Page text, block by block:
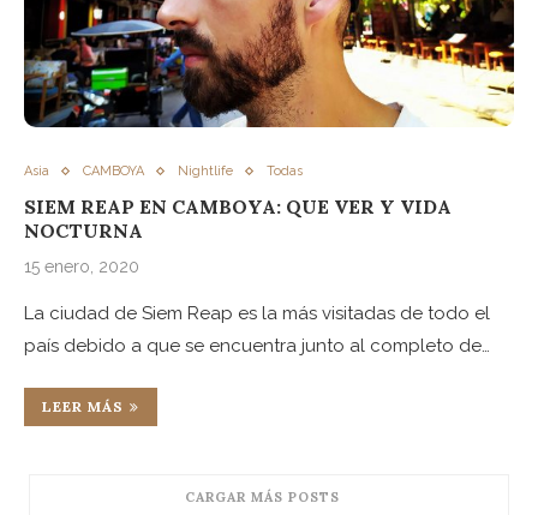
Asia CAMBOYA Nightlife Todas
SIEM REAP EN CAMBOYA: QUE VER Y VIDA
NOCTURNA
15 enero, 2020
La ciudad de Siem Reap es la más visitadas de todo el
país debido a que se encuentra junto al completo de…
LEER MÁS
CARGAR MÁS POSTS